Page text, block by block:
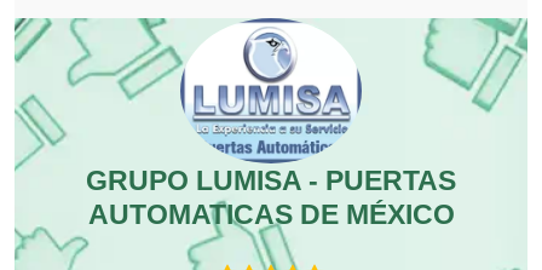
Dulcerías
Editores
GRUPO LUMISA - PUERTAS
AUTOMATICAS DE MÉXICO